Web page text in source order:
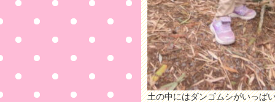
土の中にはダンゴムシがいっぱ